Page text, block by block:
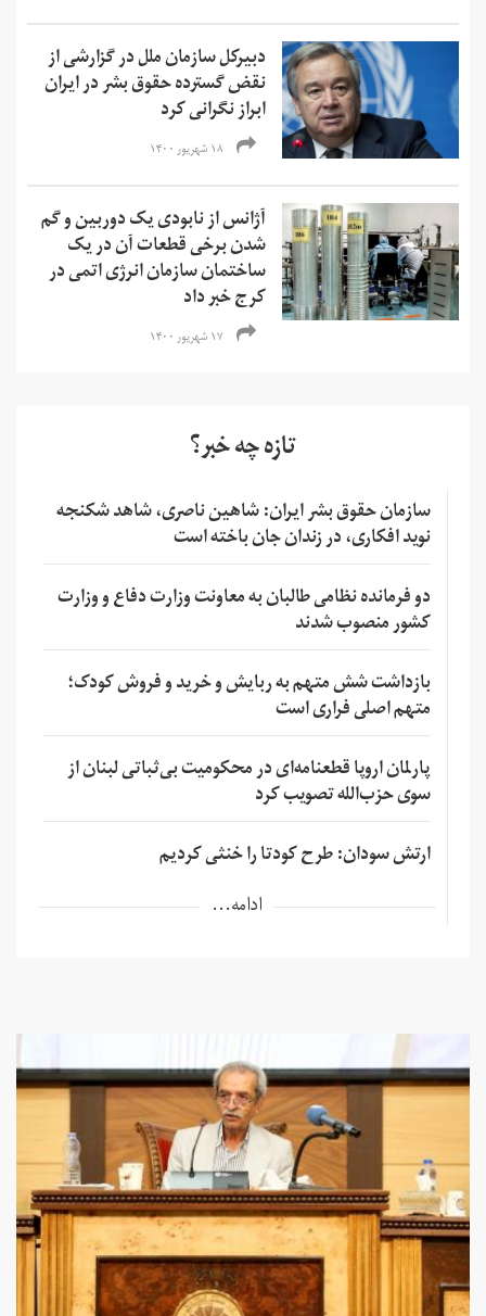
دبیرکل سازمان ملل در گزارشی از
نقض گسترده حقوق بشر در ایران
ابراز نگرانی کرد
۱۸ شهریور ۱۴۰۰
آژانس از نابودی یک دوربین و گم
شدن برخی قطعات آن در یک
ساختمان سازمان انرژی اتمی در
کرج خبر داد
۱۷ شهریور ۱۴۰۰
تازه چه خبر؟
سازمان حقوق بشر ایران: شاهین ناصری، شاهد شکنجه
نوید افکاری، در زندان جان باخته است
دو فرمانده نظامی طالبان به معاونت وزارت دفاع و وزارت
کشور منصوب شدند
بازداشت شش متهم به ربایش و خرید و فروش کودک؛
متهم اصلی فراری است
پارلمان اروپا قطعنامه‌ای در محکومیت بی‌ثباتی لبنان از
سوی حزب‌الله تصویب کرد
ارتش سودان: طرح کودتا را خنثی کردیم
ادامه...